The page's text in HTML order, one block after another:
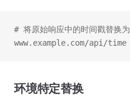
# 将原始响应中的时间戳替换
www.example.com/api/
环境特定替换